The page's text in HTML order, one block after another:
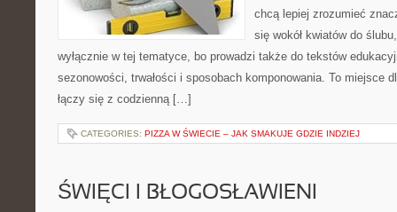
chcą lepiej zrozumieć
się wokół kwiatów do
wyłącznie w tej tematyce, bo prowadzi także do tekstów
sezonowości, trwałości i sposobach komponowania. To miejsce
łączy się z codzienną […]
CATEGORIES: PIZZA W ŚWIECIE – JAK SMAKUJE GDZIE INDZIEJ
ŚWIĘCI I BŁOGOSŁAWIENI